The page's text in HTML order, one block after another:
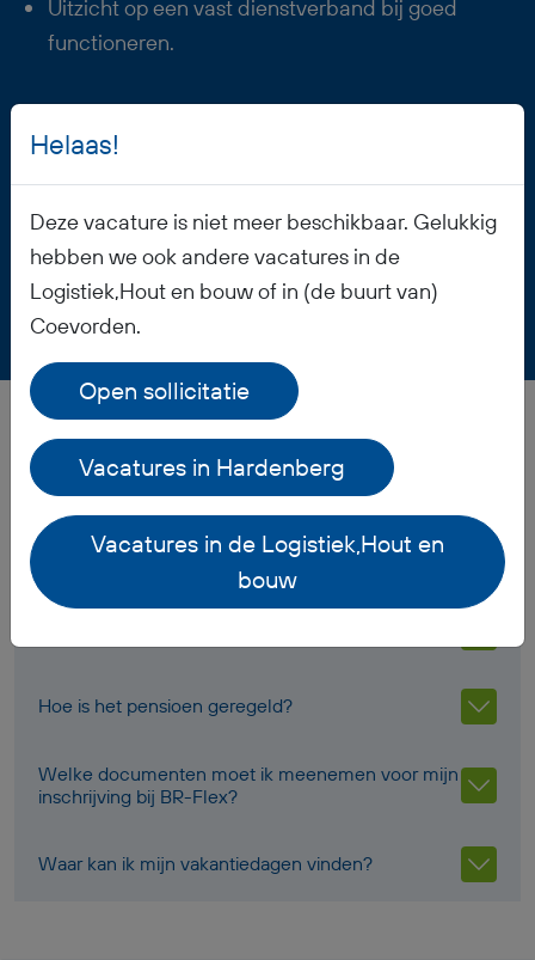
Uitzicht op een vast dienstverband bij goed
functioneren.
Veelgestelde vragen
Wanneer ontvang ik mijn salaris?
Hoe is het pensioen geregeld?
Welke documenten moet ik meenemen voor mijn
inschrijving bij BR-Flex?
Waar kan ik mijn vakantiedagen vinden?
Helaas!
Deze vacature is niet meer beschikbaar. Gelukkig
hebben we ook andere vacatures in de
Logistiek,Hout en bouw of in (de buurt van)
Coevorden.
Open sollicitatie
Vacatures in Hardenberg
Vacatures in de Logistiek,Hout en
bouw